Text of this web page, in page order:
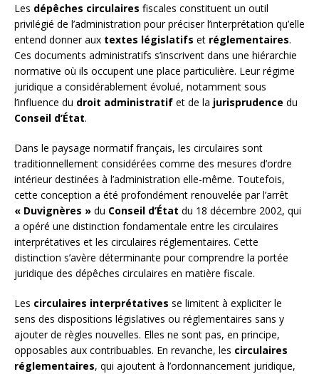
Les dépêches circulaires fiscales constituent un outil
privilégié de l’administration pour préciser l’interprétation qu’elle
entend donner aux textes législatifs et réglementaires.
Ces documents administratifs s’inscrivent dans une hiérarchie
normative où ils occupent une place particulière. Leur régime
juridique a considérablement évolué, notamment sous
l’influence du droit administratif et de la jurisprudence du
Conseil d’État.
Dans le paysage normatif français, les circulaires sont
traditionnellement considérées comme des mesures d’ordre
intérieur destinées à l’administration elle-même. Toutefois,
cette conception a été profondément renouvelée par l’arrêt
« Duvignères » du Conseil d’État du 18 décembre 2002, qui
a opéré une distinction fondamentale entre les circulaires
interprétatives et les circulaires réglementaires. Cette
distinction s’avère déterminante pour comprendre la portée
juridique des dépêches circulaires en matière fiscale.
Les circulaires interprétatives se limitent à expliciter le
sens des dispositions législatives ou réglementaires sans y
ajouter de règles nouvelles. Elles ne sont pas, en principe,
opposables aux contribuables. En revanche, les circulaires
réglementaires, qui ajoutent à l’ordonnancement juridique,